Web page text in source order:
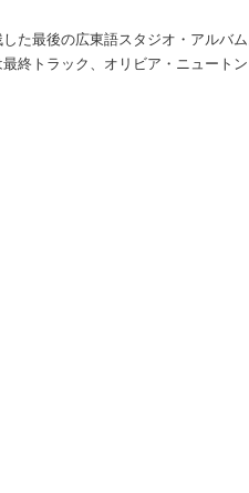
た最後の広東語スタジオ・アルバ
終トラック、オリビア・ニュートン